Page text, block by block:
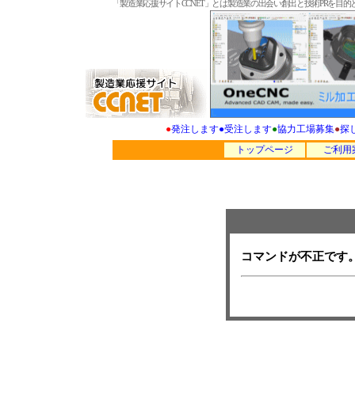
「製造業応援サイトCCNET」とは製造業の出会い創出と技術PRを
●発注します●受注します●協力工場募集●探
トップページ
ご利用
コマンドが不正です